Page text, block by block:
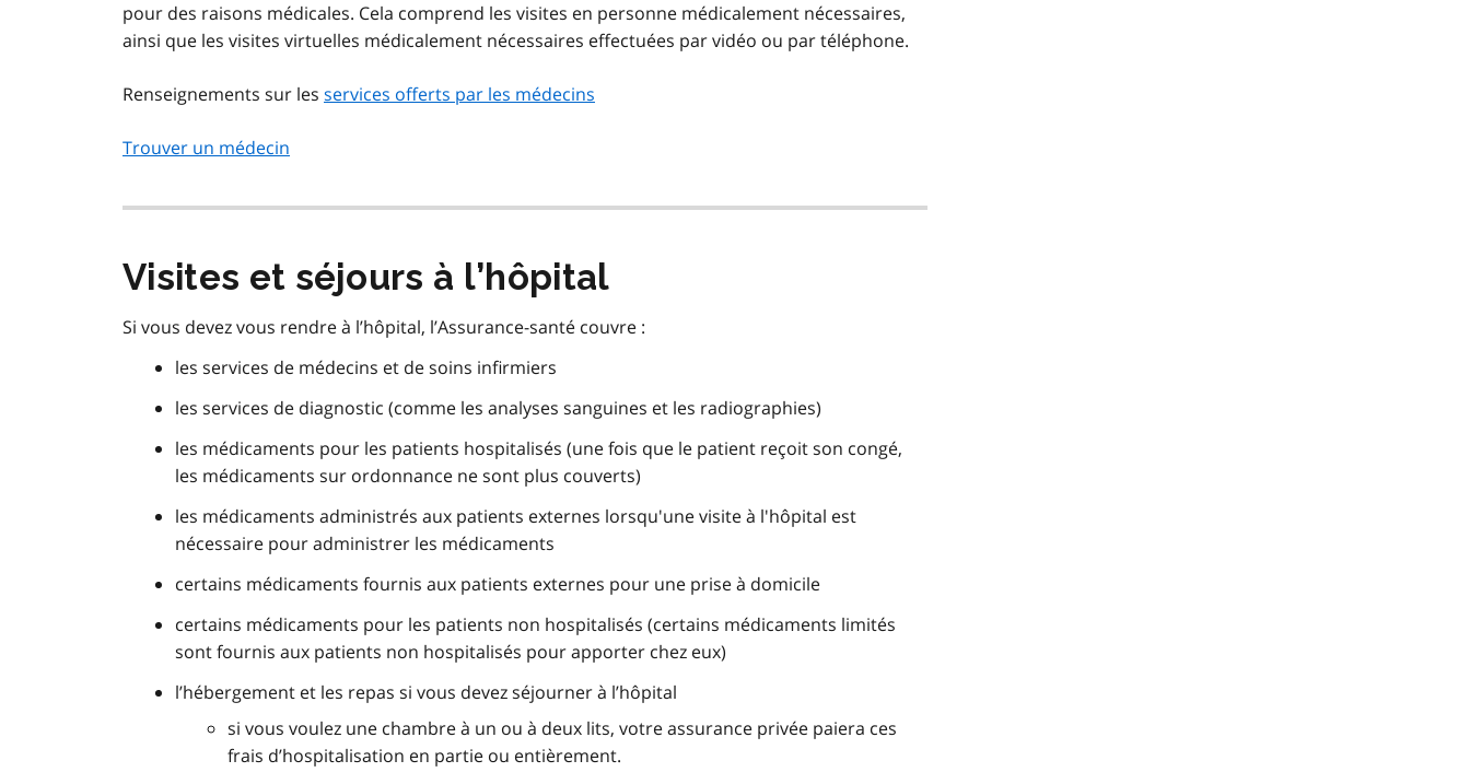
pour des raisons médicales. Cela comprend les visites en personne médicalement nécessaires,
ainsi que les visites virtuelles médicalement nécessaires effectuées par vidéo ou par téléphone.
Renseignements sur les services offerts par les médecins
Trouver un médecin
Visites et séjours à l’hôpital
Si vous devez vous rendre à l’hôpital, l’Assurance-santé couvre :
les services de médecins et de soins infirmiers
les services de diagnostic (comme les analyses sanguines et les radiographies)
les médicaments pour les patients hospitalisés (une fois que le patient reçoit son congé,
les médicaments sur ordonnance ne sont plus couverts)
les médicaments administrés aux patients externes lorsqu'une visite à l'hôpital est
nécessaire pour administrer les médicaments
certains médicaments fournis aux patients externes pour une prise à domicile
certains médicaments pour les patients non hospitalisés (certains médicaments limités
sont fournis aux patients non hospitalisés pour apporter chez eux)
l’hébergement et les repas si vous devez séjourner à l’hôpital
si vous voulez une chambre à un ou à deux lits, votre assurance privée paiera ces
frais d’hospitalisation en partie ou entièrement.